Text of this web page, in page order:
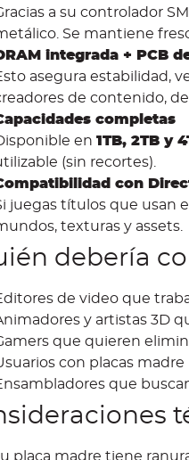
a su controlador
Se mantiene
integrada + PCB
asegura estabilidad,
de contenido,
completas
en 1TB, 2TB y
(sin recortes).
con
juegas títulos que usan
texturas y assets.
debería
de video que
y artistas 3D
que quieren
con placas
que
placa madre tiene